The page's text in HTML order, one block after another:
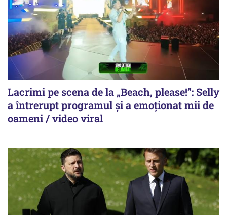
Lacrimi pe scena de la „Beach, please!”: Selly
a întrerupt programul și a emoționat mii de
oameni / video viral